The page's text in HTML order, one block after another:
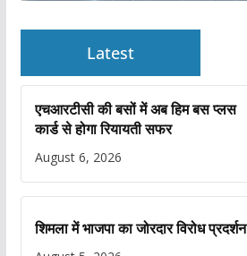
Latest
एचआरटीसी की बसों में अब हिम बस प्लस
कार्ड से होगा रियायती सफर
August 6, 2026
शिमला में भाजपा का जोरदार विरोध प्रदर्शन